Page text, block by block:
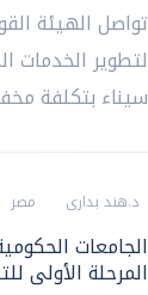
تواصل الهيئة
لتطوير الخدمات
سيناء بتكلفة
د.هند بدارى مصر
الجامعات
المرحلة الأولى